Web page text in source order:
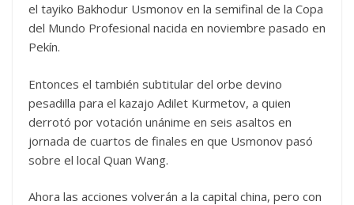
el tayiko Bakhodur Usmonov en la semifinal de la Copa
del Mundo Profesional nacida en noviembre pasado en
Pekín.
Entonces el también subtitular del orbe devino
pesadilla para el kazajo Adilet Kurmetov, a quien
derrotó por votación unánime en seis asaltos en
jornada de cuartos de finales en que Usmonov pasó
sobre el local Quan Wang.
Ahora las acciones volverán a la capital china, pero con